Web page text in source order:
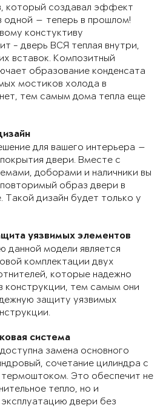
который создавал эффект
одной — теперь в прошлом!
констуктиву
- дверь ВСЯ теплая внутри,
вставок. Композитный
образование конденсата
мостиков холода в
тем самым дома тепла еще
для вашего интерьера —
двери. Вместе с
доборами и наличники вы
образ двери в
Такой дизайн будет только у
уязвимых элементов
данной модели является
комплектации двух
которые надежно
конструкции, тем самым они
защиту уязвимых
система
замена основного
сочетание цилиндра с
Это обеспечит не
тепло, но и
двери без